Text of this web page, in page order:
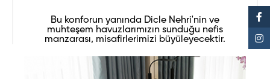
Bu konforun yanında Dicle Nehri'nin ve
muhteşem havuzlarımızın sunduğu nefis
manzarası, misafirlerimizi büyüleyecektir.